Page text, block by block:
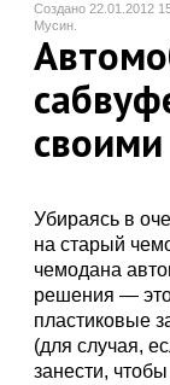
Создано 22.01.2012
Мусин.
Убираясь в
на старый
чемодана
решения — это
пластиковые
(для случая,
занести,